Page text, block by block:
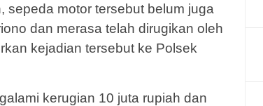
sepeda motor tersebut belum juga
dan merasa telah dirugikan oleh
kejadian tersebut ke Polsek
kerugian 10 juta rupiah dan